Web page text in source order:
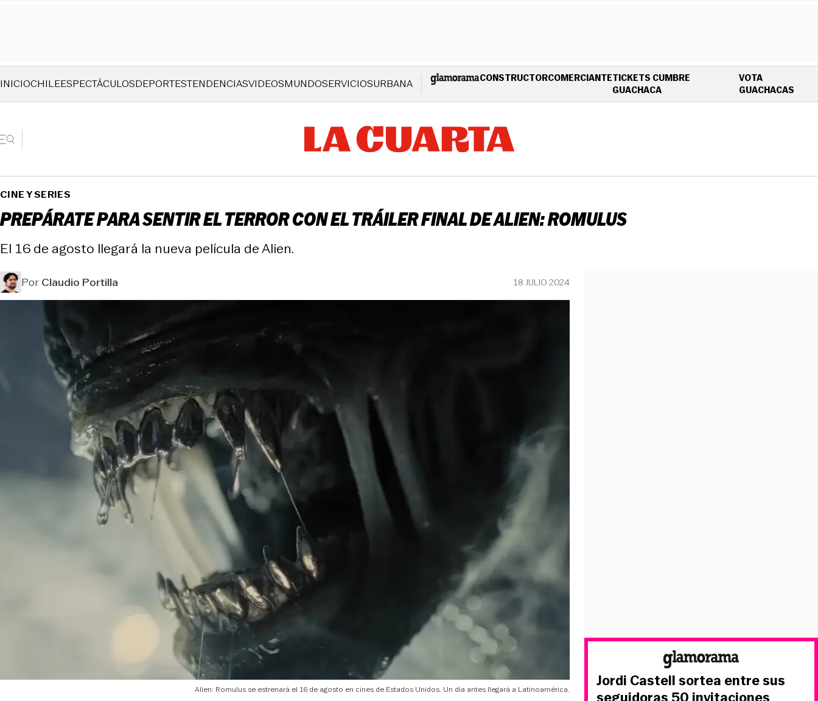
INICIOCHILEESPECTÁCULOSDEPORTESTENDENCIASVIDEOSMUNDOSERVICIOSURBANA CONSTRUCTORCOMERCIANTETICKETS CUMBRE
GUACHACAOPENS IN NEW WINDOW
VOTA
GUACHACAS
CINE Y SERIES
PREPÁRATE PARA SENTIR EL TERROR CON EL TRÁILER FINAL DE ALIEN: ROMULUS
El 16 de agosto llegará la nueva película de Alien.
PorClaudio Portilla 18 JULIO 2024
Alien: Romulus se estrenará el 16 de agosto en cines de Estados Unidos. Un día antes llegará a Latinoamérica.
Jordi Castell sortea entre sus